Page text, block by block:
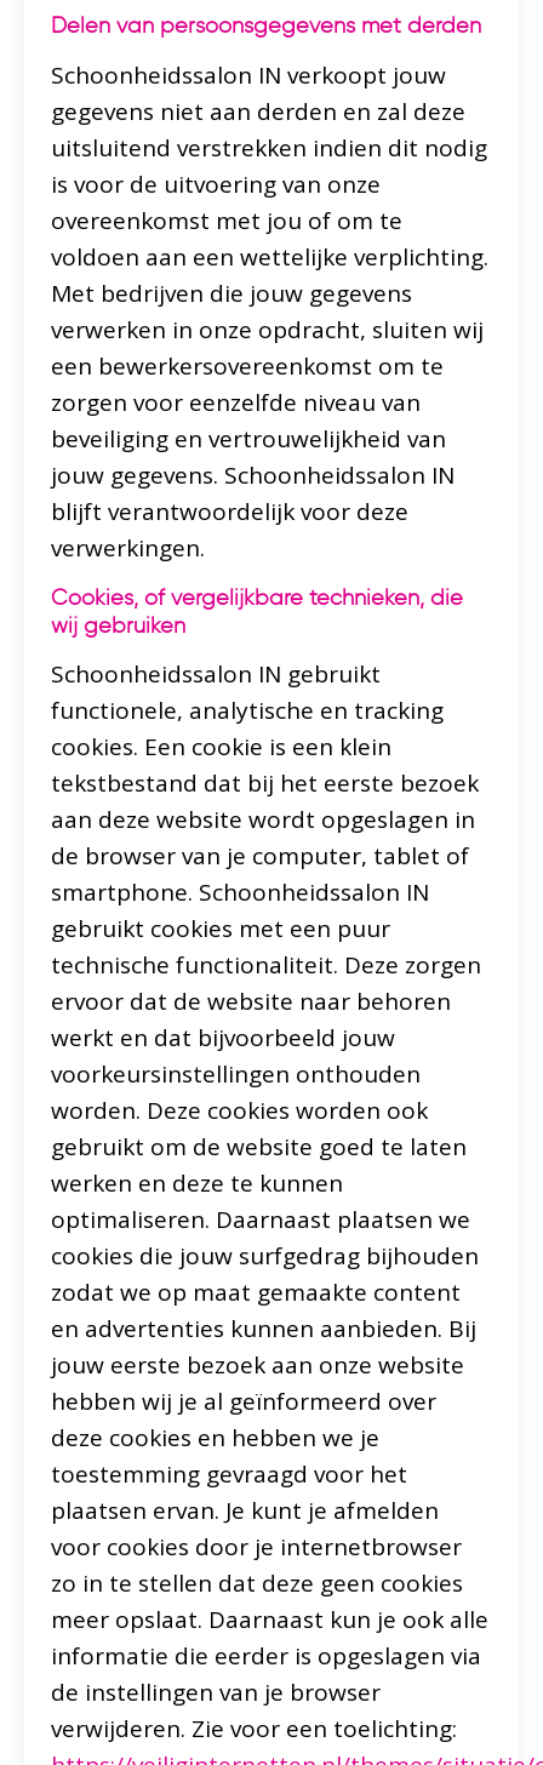
Delen van persoonsgegevens met derden
Schoonheidssalon IN verkoopt jouw
gegevens niet aan derden en zal deze
uitsluitend verstrekken indien dit nodig
is voor de uitvoering van onze
overeenkomst met jou of om te
voldoen aan een wettelijke verplichting.
Met bedrijven die jouw gegevens
verwerken in onze opdracht, sluiten wij
een bewerkersovereenkomst om te
zorgen voor eenzelfde niveau van
beveiliging en vertrouwelijkheid van
jouw gegevens. Schoonheidssalon IN
blijft verantwoordelijk voor deze
verwerkingen.
Cookies, of vergelijkbare technieken, die
wij gebruiken
Schoonheidssalon IN gebruikt
functionele, analytische en tracking
cookies. Een cookie is een klein
tekstbestand dat bij het eerste bezoek
aan deze website wordt opgeslagen in
de browser van je computer, tablet of
smartphone. Schoonheidssalon IN
gebruikt cookies met een puur
technische functionaliteit. Deze zorgen
ervoor dat de website naar behoren
werkt en dat bijvoorbeeld jouw
voorkeursinstellingen onthouden
worden. Deze cookies worden ook
gebruikt om de website goed te laten
werken en deze te kunnen
optimaliseren. Daarnaast plaatsen we
cookies die jouw surfgedrag bijhouden
zodat we op maat gemaakte content
en advertenties kunnen aanbieden. Bij
jouw eerste bezoek aan onze website
hebben wij je al geïnformeerd over
deze cookies en hebben we je
toestemming gevraagd voor het
plaatsen ervan. Je kunt je afmelden
voor cookies door je internetbrowser
zo in te stellen dat deze geen cookies
meer opslaat. Daarnaast kun je ook alle
informatie die eerder is opgeslagen via
de instellingen van je browser
verwijderen. Zie voor een toelichting: